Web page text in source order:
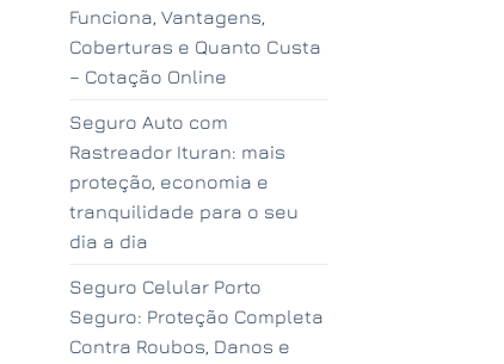
Funciona, Vantagens,
Coberturas e Quanto Custa
– Cotação Online
Seguro Auto com
Rastreador Ituran: mais
proteção, economia e
tranquilidade para o seu
dia a dia
Seguro Celular Porto
Seguro: Proteção Completa
Contra Roubos, Danos e